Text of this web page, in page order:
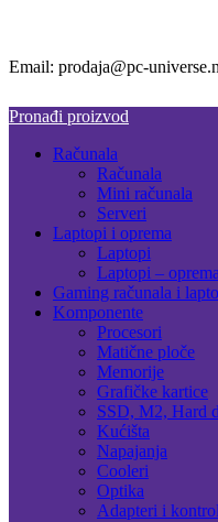
Email: prodaja@pc-
Pronađi proizvod
Računala
Računala
Mini računala
Serveri
Laptopi i oprema
Laptopi
Laptopi – oprema
Gaming računala i
Komponente
Procesori
Matične ploče
Memorije
Grafičke kartice
SSD, M2, Hard
Kućišta
Napajanja
Cooleri
Optika
Adapteri i